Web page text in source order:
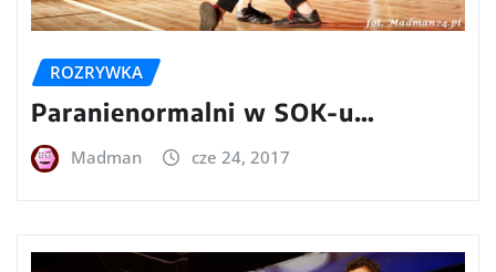
ROZRYWKA
Paranienormalni w SOK-u…
Madman cze 24, 2017